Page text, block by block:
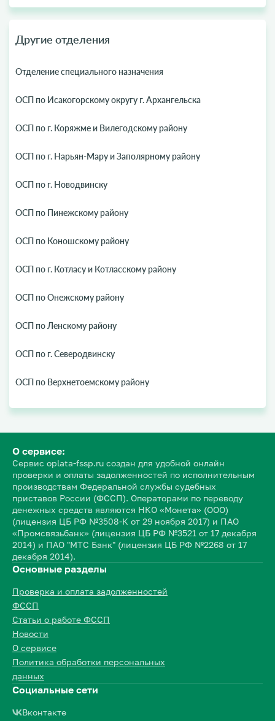
Другие отделения
Отделение специального назначения
ОСП по Исакогорскому округу г. Архангельска
ОСП по г. Коряжме и Вилегодскому району
ОСП по г. Нарьян-Мару и Заполярному району
ОСП по г. Новодвинску
ОСП по Пинежскому району
ОСП по Коношскому району
ОСП по г. Котласу и Котласскому району
ОСП по Онежскому району
ОСП по Ленскому району
ОСП по г. Северодвинску
ОСП по Верхнетоемскому району
О сервисе:
Сервис oplata-fssp.ru создан для удобной онлайн
проверки и оплаты задолженностей по исполнительным
производствам Федеральной службы судебных
приставов России (ФССП). Операторами по переводу
денежных средств являются НКО «Монета» (ООО)
(лицензия ЦБ РФ №3508-К от 29 ноября 2017) и ПАО
«Промсвязьбанк» (лицензия ЦБ РФ №3521 от 17 декабря
2014) и ПАО "МТС Банк" (лицензия ЦБ РФ №2268 от 17
декабря 2014).
Основные разделы
Проверка и оплата задолженностей
ФССП
Статьи о работе ФССП
Новости
О сервисе
Политика обработки персональных
данных
Социальные сети
Вконтакте